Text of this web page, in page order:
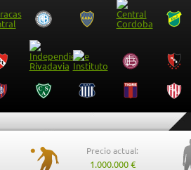
Precio actual:
1.000.000 €